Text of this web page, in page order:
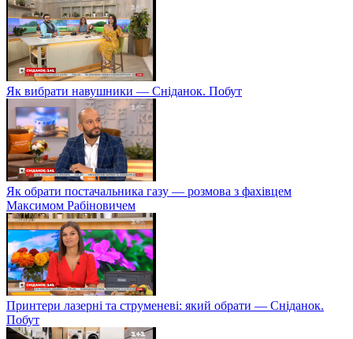
Як вибрати навушники — Сніданок. Побут
Як обрати постачальника газу — розмова з фахівцем
Максимом Рабіновичем
Принтери лазерні та струменеві: який обрати — Сніданок.
Побут